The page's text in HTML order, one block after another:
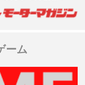
ーム